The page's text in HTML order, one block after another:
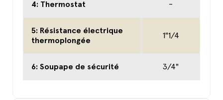
4: Thermostat -
5: Résistance électrique
thermoplongée
1"1/4
6: Soupape de sécurité 3/4"